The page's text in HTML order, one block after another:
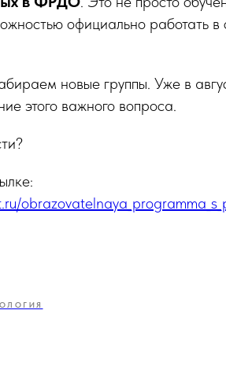
официально работать
новые группы. Уже в
этого важного вопроса.